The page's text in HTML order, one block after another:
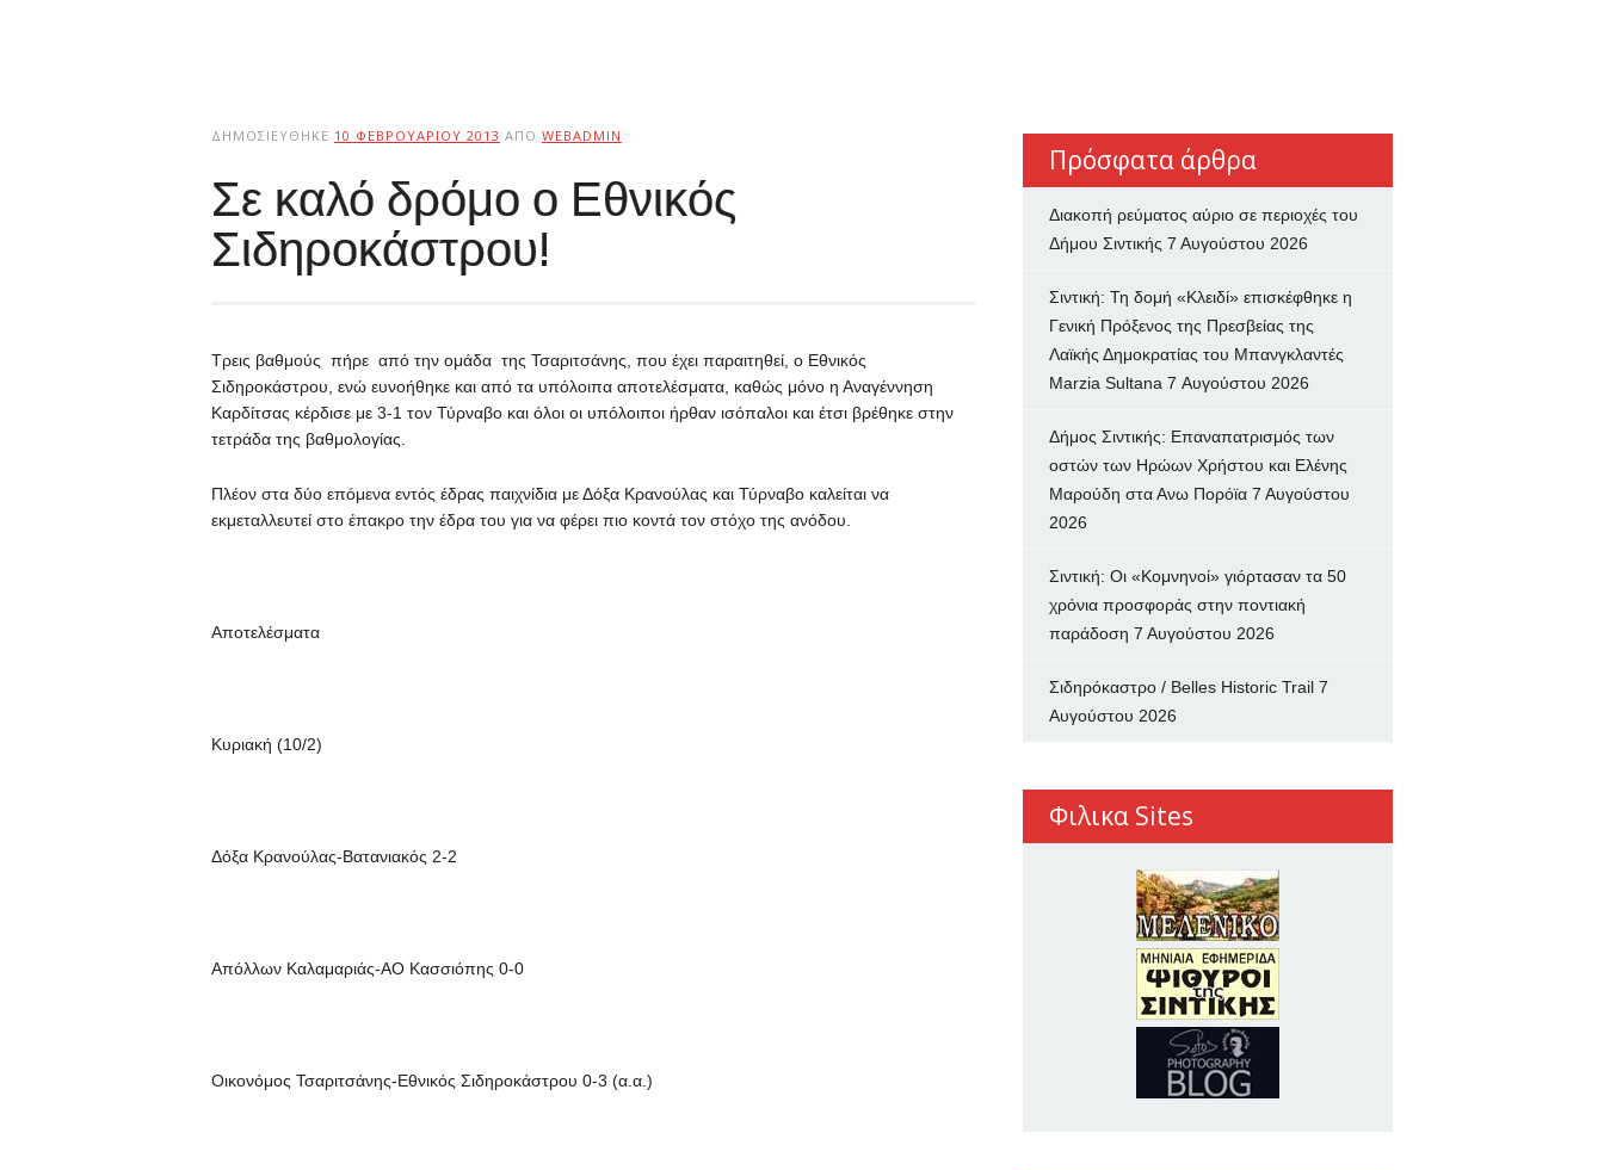
ΔΗΜΟΣΙΕΎΘΗΚΕ 10 ΦΕΒΡΟΥΑΡΊΟΥ 2013 ΑΠΌ WEBADMIN
Σε καλό δρόμο ο Εθνικός
Σιδηροκάστρου!
Τρεις βαθμούς πήρε από την ομάδα της Τσαριτσάνης, που έχει παραιτηθεί, ο Εθνικός
Σιδηροκάστρου, ενώ ευνοήθηκε και από τα υπόλοιπα αποτελέσματα, καθώς μόνο η Αναγέννηση
Καρδίτσας κέρδισε με 3-1 τον Τύρναβο και όλοι οι υπόλοιποι ήρθαν ισόπαλοι και έτσι βρέθηκε στην
τετράδα της βαθμολογίας.
Πλέον στα δύο επόμενα εντός έδρας παιχνίδια με Δόξα Κρανούλας και Τύρναβο καλείται να
εκμεταλλευτεί στο έπακρο την έδρα του για να φέρει πιο κοντά τον στόχο της ανόδου.
Αποτελέσματα
Κυριακή (10/2)
Δόξα Κρανούλας-Βατανιακός 2-2
Απόλλων Καλαμαριάς-ΑΟ Κασσιόπης 0-0
Οικονόμος Τσαριτσάνης-Εθνικός Σιδηροκάστρου 0-3 (α.α.)
Πρόσφατα άρθρα
Διακοπή ρεύματος αύριο σε περιοχές του
Δήμου Σιντικής 7 Αυγούστου 2026
Σιντική: Τη δομή «Κλειδί» επισκέφθηκε η
Γενική Πρόξενος της Πρεσβείας της
Λαϊκής Δημοκρατίας του Μπανγκλαντές
Marzia Sultana 7 Αυγούστου 2026
Δήμος Σιντικής: Επαναπατρισμός των
oστών των Ηρώων Χρήστου και Ελένης
Μαρούδη στα Ανω Πορόϊα 7 Αυγούστου
2026
Σιντική: Οι «Κομνηνοί» γιόρτασαν τα 50
χρόνια προσφοράς στην ποντιακή
παράδοση 7 Αυγούστου 2026
Σιδηρόκαστρο / Belles Historic Trail 7
Αυγούστου 2026
Φιλικα Sites